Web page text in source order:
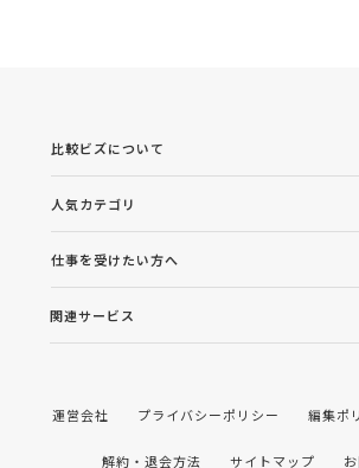
比較ビズについて
人気カテゴリ
仕事を受けたい方へ
関連サービス
運営会社 プライバシーポリシー 編集ポ
解約・退会方法 サイトマップ